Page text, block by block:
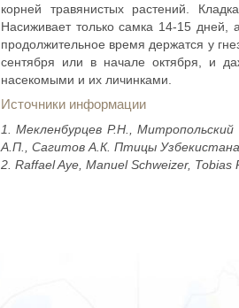
корней травянистых растений.
Насиживает только самка 14-15 дней,
продолжительное время держатся у
сентября или в начале октября, и
насекомыми и их личинками.
Источники информации
1. Мекленбурцев Р.Н.,
А.П., Сагитов А.К. Птицы
2. Raffael Aye, Manuel Schweizer,